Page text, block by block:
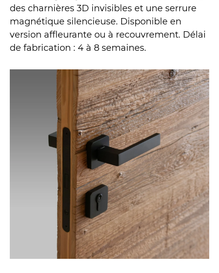
des charnières 3D invisibles et une serrure
magnétique silencieuse. Disponible en
version affleurante ou à recouvrement. Délai
de fabrication : 4 à 8 semaines.